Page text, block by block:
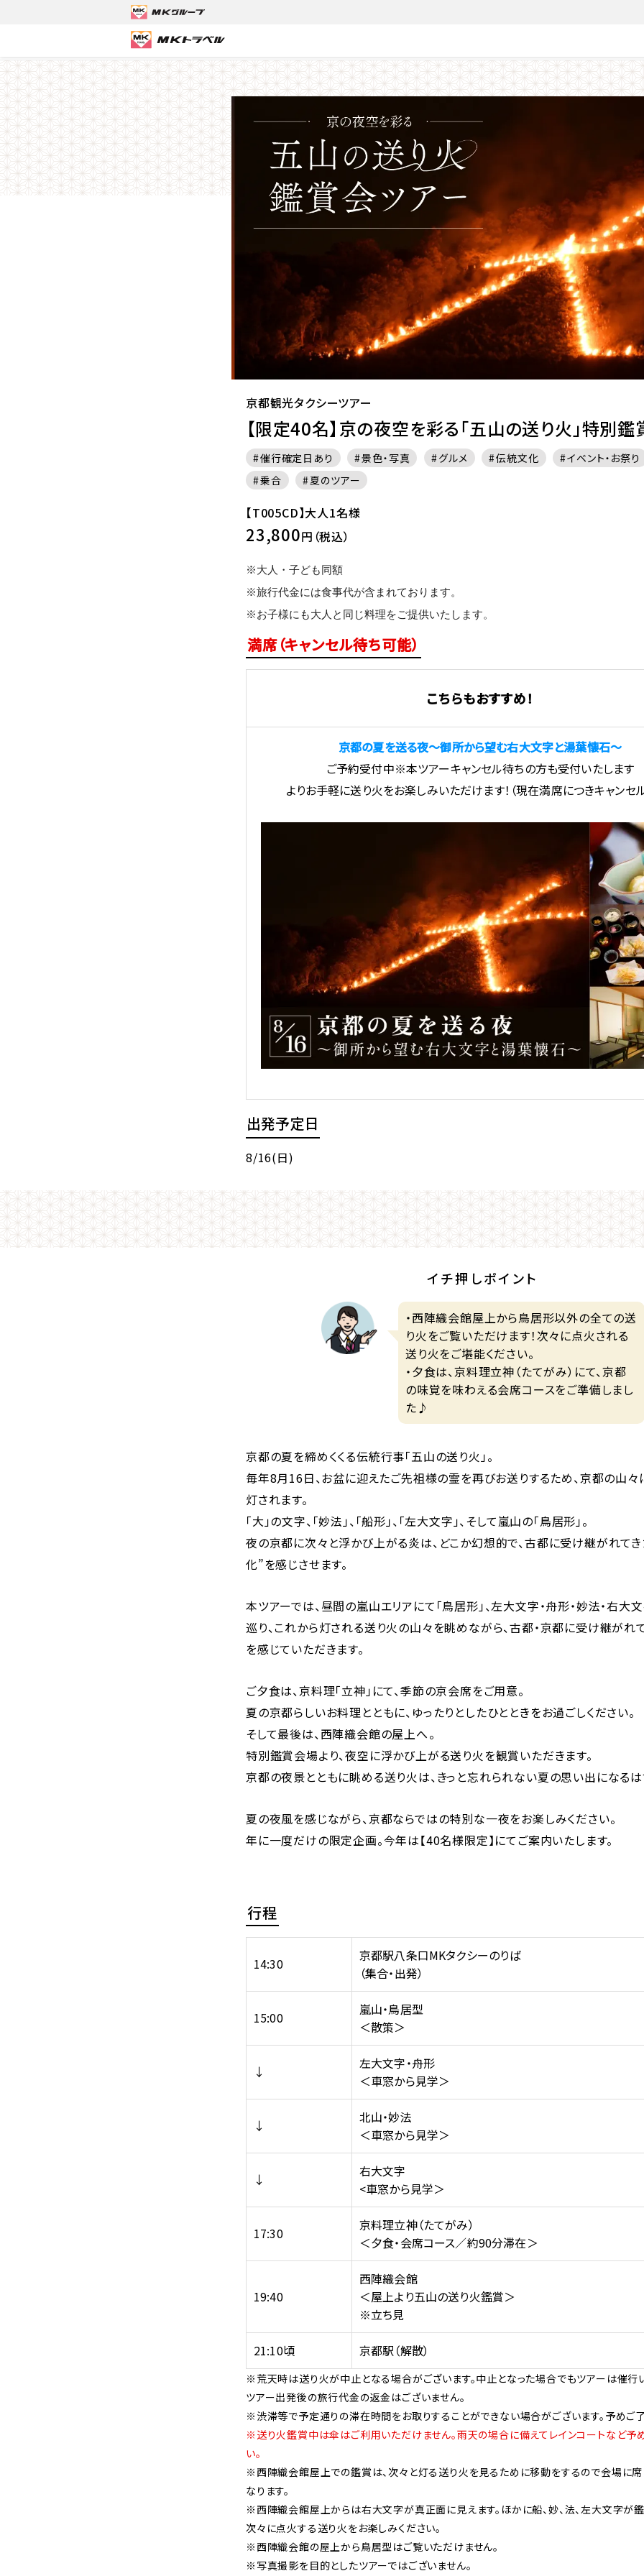
MKトラベルTOP 京都観光タクシーツアー
京都観光タクシーツアー
【限定40名】京の夜空を彩る「五山の送り火」特別
催行確定日あり 景色・写真 グルメ 伝統文化
イベント・お祭り
乗合
夏のツアー
【T005CD】大人1名様
23,800円（税込）
※大人・子ども同額
※旅行代金には食事代が含まれております。
※お子様にも大人と同じ料理をご提供いたします。
満席（キャンセル待ち可能）
こちらもおすすめ！
京都の夏を送る夜～御所から望む右大文字と湯葉懐石～
ご予約受付中※本ツアーキャンセル待ちの方も受付いたします
よりお手軽に送り火をお楽しみいただけます！（現在満席につきキャンセ
出発予定日
8/16(日)
イチ押しポイント
・西陣織会館屋上から鳥居形以外の全ての送
り火をご覧いただけます！次々に点火される
送り火をご堪能ください。
・夕食は、京料理立神（たてがみ）にて、京都
の味覚を味わえる会席コースをご準備しまし
た♪
京都の夏を締めくくる伝統行事「五山の送り火」。
毎年8月16日、お盆に迎えたご先祖様の霊を再びお送りするため、京都の山
灯されます。
「大」の文字、「妙法」、「船形」、「左大文字」、そして嵐山の「鳥居形」。
夜の京都に次々と浮かび上がる炎は、どこか幻想的で、古都に受け継がれて
化”を感じさせます。
本ツアーでは、昼間の嵐山エリアにて「鳥居形」、左大文字・舟形・妙法・右大
巡り、これから灯される送り火の山々を眺めながら、古都・京都に受け継がれ
を感じていただきます。
ご夕食は、京料理「立神」にて、季節の京会席をご用意。
夏の京都らしいお料理とともに、ゆったりとしたひとときをお過ごしください。
そして最後は、西陣織会館の屋上へ――。
特別鑑賞会場より、夜空に浮かび上がる送り火を観賞いただきます。
京都の夜景とともに眺める送り火は、きっと忘れられない夏の思い出になるは
夏の夜風を感じながら、京都ならではの特別な一夜をお楽しみください。
年に一度だけの限定企画。今年は【40名様限定】にてご案内いたします。
行程
14:30
京都駅八条口MKタクシーのりば
（集合・出発）
15:00
嵐山・鳥居型
＜散策＞
↓
左大文字・舟形
＜車窓から見学＞
↓
北山・妙法
＜車窓から見学＞
↓
右大文字
<車窓から見学＞
17:30
京料理立神（たてがみ）
＜夕食・会席コース／約90分滞在＞
19:40
西陣織会館
＜屋上より五山の送り火鑑賞＞
※立ち見
21:10頃 京都駅（解散）
※荒天時は送り火が中止となる場合がございます。中止となった場合でもツアーは催行い
ツアー出発後の旅行代金の返金はございません。
※渋滞等で予定通りの滞在時間をお取りすることができない場合がございます。予めご了
※送り火鑑賞中は傘はご利用いただけません。雨天の場合に備えてレインコートなど予
い。
※西陣織会館屋上での鑑賞は、次々と灯る送り火を見るために移動をするので会場に席
なります。
※西陣織会館屋上からは右大文字が真正面に見えます。ほかに船、妙、法、左大文字が
次々に点火する送り火をお楽しみください。
※西陣織会館の屋上から鳥居型はご覧いただけません。
※写真撮影を目的としたツアーではございません。